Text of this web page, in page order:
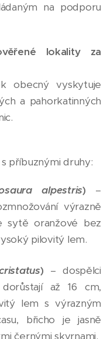
na podporu
lokality za
obecný vyskytuje
a pahorkatinných
příbuznými druhy:
alpestris) –
výrazně
sytě oranžové bez
pilovitý lem.
) – dospělci
až 16 cm,
lem s výrazným
břicho je jasně
černými skvrnami.